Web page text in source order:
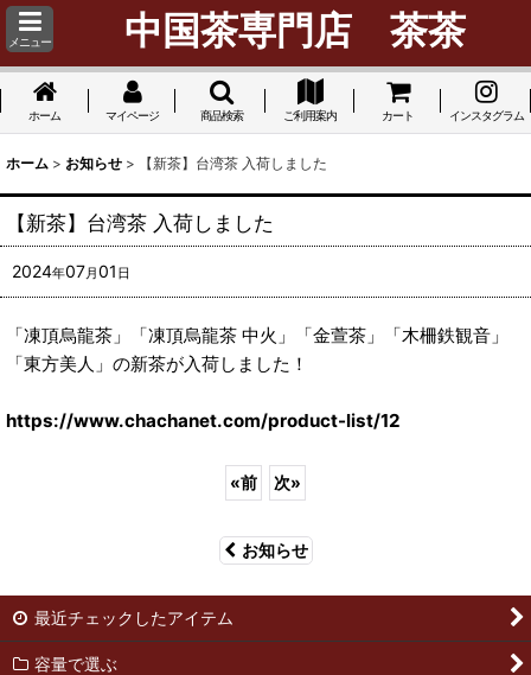
メニュー 中国茶専門店 茶茶
ホーム マイページ 商品検索 ご利用案内 カート インスタグラム
ホーム > お知らせ > 【新茶】台湾茶 入荷しました
【新茶】台湾茶 入荷しました
2024年07月01 日
「凍頂烏龍茶」「凍頂烏龍茶 中火」「金萱茶」「木柵鉄観音」
「東方美人」の新茶が入荷しました！
https://www.chachanet.com/product-list/12
«前 次»
お知らせ
最近チェックしたアイテム
容量で選ぶ